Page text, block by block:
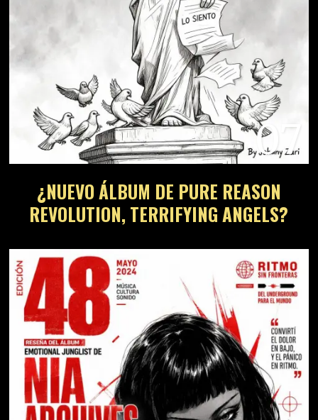
07
¿NUEVO ÁLBUM DE PURE REASON
REVOLUTION, TERRIFYING ANGELS?